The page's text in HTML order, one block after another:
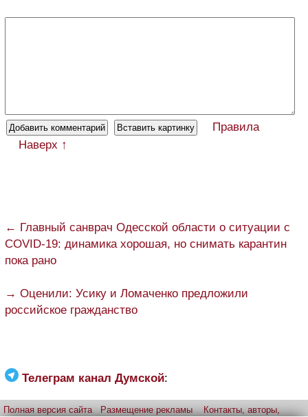
Правила
Наверх ↑
← Главный санврач Одесской области о ситуации с
COVID-19: динамика хорошая, но снимать карантин
пока рано
→ Оценили: Усику и Ломаченко предложили
российское гражданство
Телеграм канал Думской:
Полная версия сайта Размещение рекламы Контакты, авторы,